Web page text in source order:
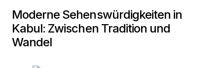
Moderne Sehenswürdigkeiten in
Kabul: Zwischen Tradition und
Wandel